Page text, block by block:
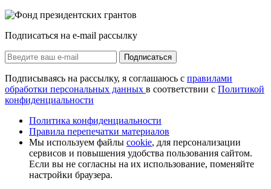
Подписаться на e-mail рассылку
Подписаться
Подписываясь на рассылку, я соглашаюсь с правилами
обработки персональных данных в соответствии с Политикой
конфиденциальности
Политика конфиденциальности
Правила перепечатки материалов
Мы используем файлы cookie, для персонализации
сервисов и повышения удобства пользования сайтом.
Если вы не согласны на их использование, поменяйте
настройки браузера.